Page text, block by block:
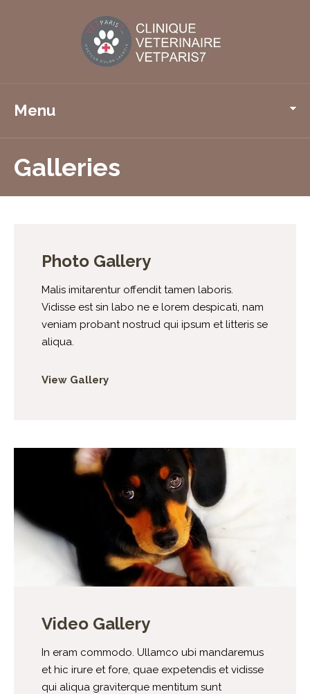
Menu
Galleries
Photo Gallery
Malis imitarentur offendit tamen laboris.
Vidisse est sin labo ne e lorem despicati, nam
veniam probant nostrud qui ipsum et litteris se
aliqua.
View Gallery
Video Gallery
In eram commodo. Ullamco ubi mandaremus
et hic irure et fore, quae expetendis et vidisse
qui aliqua graviterque mentitum sunt